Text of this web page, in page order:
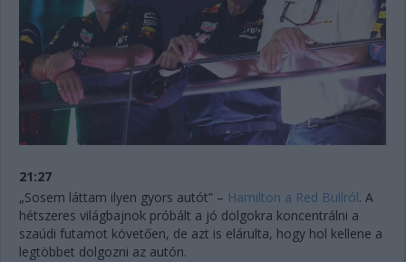
21:27
„Sosem láttam ilyen gyors autót” – Hamilton a Red Bullról. A
hétszeres világbajnok próbált a jó dolgokra koncentrálni a
szaúdi futamot követően, de azt is elárulta, hogy hol kellene a
legtöbbet dolgozni az autón.